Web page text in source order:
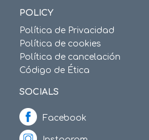
POLICY
Política de Privacidad
Política de cookies
Política de cancelación
Código de Ética
SOCIALS
Facebook